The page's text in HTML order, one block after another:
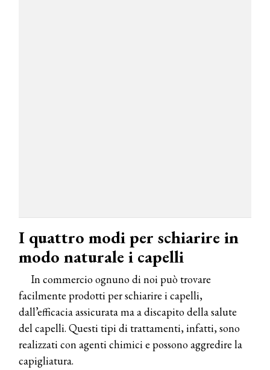
I quattro modi per schiarire in
modo naturale i capelli
In commercio ognuno di noi può trovare
facilmente prodotti per schiarire i capelli,
dall’efficacia assicurata ma a discapito della salute
del capelli. Questi tipi di trattamenti, infatti, sono
realizzati con agenti chimici e possono aggredire la
capigliatura.